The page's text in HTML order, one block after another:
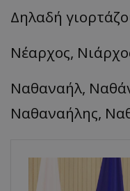
Δηλαδή
Νέαρχος,
Ναθαναήλ,
Ναθαναήλης,